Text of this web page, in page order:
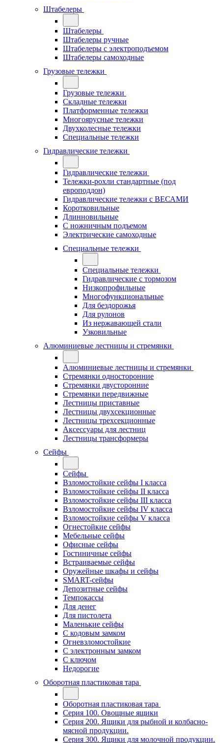
Штабелеры
Штабелеры
Штабелеры ручные
Штабелеры с электроподъемом
Штабелеры самоходные
Грузовые тележки
Грузовые тележки
Складные тележки
Платформенные тележки
Многоярусные тележки
Двухколесные тележки
Специальные тележки
Гидравлические тележки
Гидравлические тележки
Тележки-рохли стандартные (под
европоддон)
Гидравлические тележки с ВЕСАМИ
Коротковильные
Длинновильные
С ножничным подъемом
Электрические самоходные
Специальные тележки
Специальные тележки
Гидравлические с тормозом
Низкопрофильные
Многофункциональные
Для бездорожья
Для рулонов
Из нержавающей стали
Узковильные
Алюминиевые лестницы и стремянки
Алюминиевые лестницы и стремянки
Стремянки односторонние
Стремянки двусторонние
Стремянки передвижные
Лестницы приставные
Лестницы двухсекционные
Лестницы трехсекционные
Аксессуары для лестниц
Лестницы трансформеры
Сейфы
Сейфы
Взломостойкие сейфы I класса
Взломостойкие сейфы II класса
Взломостойкие сейфы III класса
Взломостойкие сейфы IV класса
Взломостойкие сейфы V класса
Огнестойкие сейфы
Мебельные сейфы
Офисные сейфы
Гостиничные сейфы
Встраиваемые сейфы
Оружейные шкафы и сейфы
SMART-сейфы
Депозитные сейфы
Темпокассы
Для денег
Для пистолета
Маленькие сейфы
С кодовым замком
Огневзломостойкие
С электронным замком
С ключом
Недорогие
Оборотная пластиковая тара
Оборотная пластиковая тара
Серия 100. Овощные ящики
Серия 200. Ящики для рыбной и колбасно-
мясной продукции.
Серия 300. Ящики для молочной продукции.